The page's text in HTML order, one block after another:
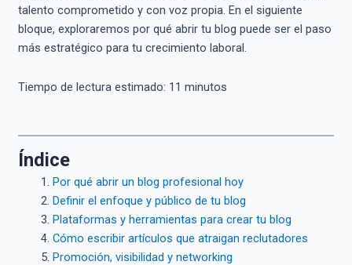
talento comprometido y con voz propia. En el siguiente
bloque, exploraremos por qué abrir tu blog puede ser el paso
más estratégico para tu crecimiento laboral.
Tiempo de lectura estimado: 11 minutos
Índice
Por qué abrir un blog profesional hoy
Definir el enfoque y público de tu blog
Plataformas y herramientas para crear tu blog
Cómo escribir artículos que atraigan reclutadores
Promoción, visibilidad y networking